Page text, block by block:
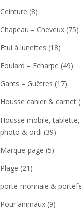
Ceinture (8)
Chapeau – Cheveux (75)
Etui à lunettes (18)
Foulard – Echarpe (49)
Gants – Guêtres (17)
Housse cahier & carnet
Housse mobile,
photo & ordi (39)
Marque-page (5)
Plage (21)
porte-monnaie &
Pour animaux (9)